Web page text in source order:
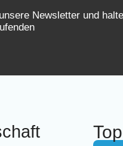
Newsletter und